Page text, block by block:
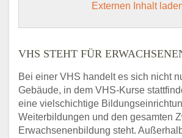
Externen Inhalt
VHS STEHT FÜR
Bei einer VHS handelt es sich nicht
Gebäude, in dem VHS-Kurse
eine vielschichtige
Weiterbildungen und den gesamten
Erwachsenenbildung steht.